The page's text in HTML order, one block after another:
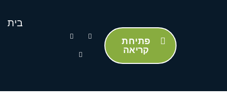
פתיחת
קריאה
בית